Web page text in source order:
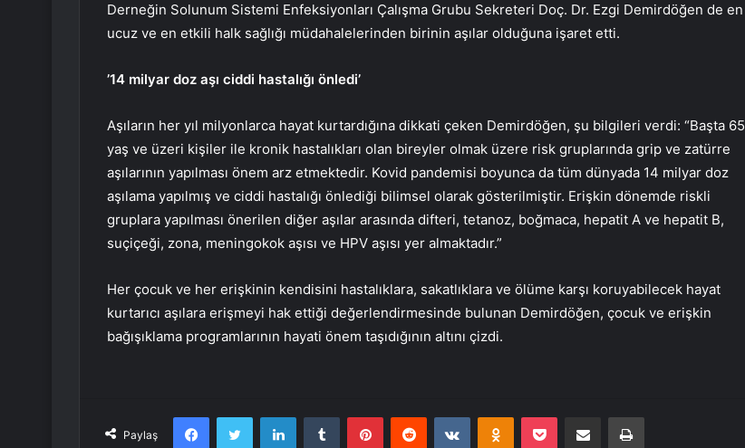
Derneğin Solunum Sistemi Enfeksiyonları Çalışma Grubu Sekreteri Doç. Dr. Ezgi Demirdöğen de en
ucuz ve en etkili halk sağlığı müdahalelerinden birinin aşılar olduğuna işaret etti.
’14 milyar doz aşı ciddi hastalığı önledi’
Aşıların her yıl milyonlarca hayat kurtardığına dikkati çeken Demirdöğen, şu bilgileri verdi: “Başta 65
yaş ve üzeri kişiler ile kronik hastalıkları olan bireyler olmak üzere risk gruplarında grip ve zatürre
aşılarının yapılması önem arz etmektedir. Kovid pandemisi boyunca da tüm dünyada 14 milyar doz
aşılama yapılmış ve ciddi hastalığı önlediği bilimsel olarak gösterilmiştir. Erişkin dönemde riskli
gruplara yapılması önerilen diğer aşılar arasında difteri, tetanoz, boğmaca, hepatit A ve hepatit B,
suçiçeği, zona, meningokok aşısı ve HPV aşısı yer almaktadır.”
Her çocuk ve her erişkinin kendisini hastalıklara, sakatlıklara ve ölüme karşı koruyabilecek hayat
kurtarıcı aşılara erişmeyi hak ettiği değerlendirmesinde bulunan Demirdöğen, çocuk ve erişkin
bağışıklama programlarının hayati önem taşıdığının altını çizdi.
Paylaş
FacebookTwitter LinkedInTumblr PinterestReddit VKontakteOdnoklassniki
Pocket E-Posta ile paylaş Yazdır